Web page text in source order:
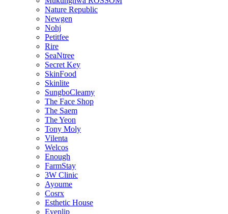
Nature Republic
Newgen
Nohj
Petitfee
Rire
SeaNtree
Secret Key
SkinFood
Skinlite
SungboCleamy
The Face Shop
The Saem
The Yeon
Tony Moly
Vilenta
Welcos
Enough
FarmStay
3W Clinic
Ayoume
Cosrx
Esthetic House
Eyenlip